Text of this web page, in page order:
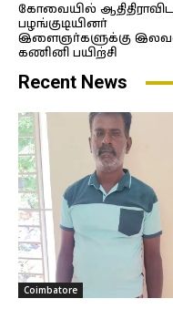
கோவையில்
பழங்குடியினர்
இளைஞர்களுக்கு
கணினி பயிற்சி
Recent News
Coimbatore